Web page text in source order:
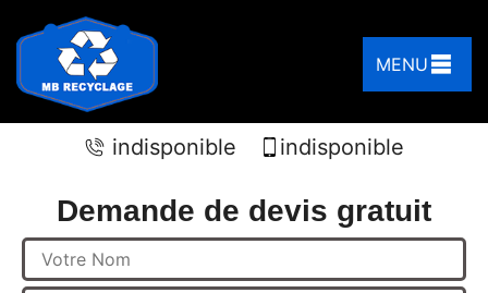
MENU
indisponible indisponible
Demande de devis gratuit